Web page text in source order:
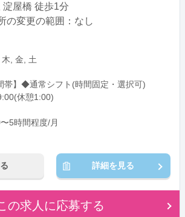
淀屋橋 徒歩1分
の変更の範囲：なし
木, 金, 土
帯】◆通常シフト(時間固定・選択可)
休憩1:00)
5時間程度/月
詳細を見る
の求人に応募する